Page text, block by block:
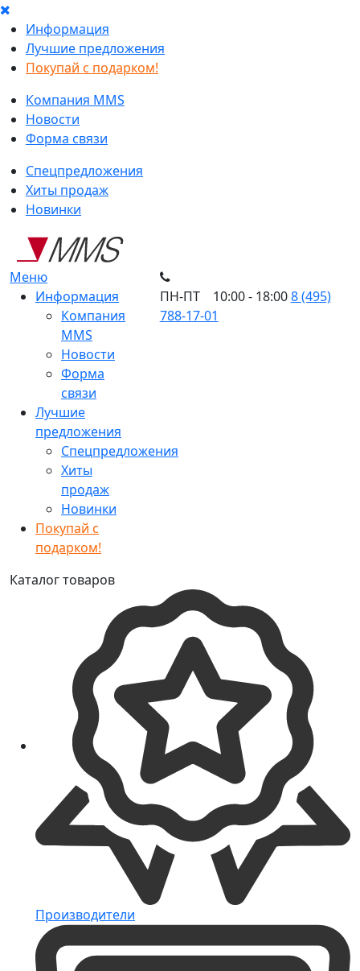
Информация
Лучшие предложения
Покупай с подарком!
Компания MMS
Новости
Форма связи
Спецпредложения
Хиты продаж
Новинки
Меню
Информация
Компания
MMS
Новости
Форма
связи
Лучшие
предложения
Спецпредложения
Хиты
продаж
Новинки
Покупай с
подарком!
ПН-ПТ 10:00 - 18:008 (495)
788-17-01
Каталог товаров
Производители